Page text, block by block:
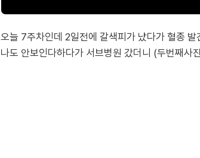
오늘 7주차인데 2일전에 갈색피가 났다가 혈종
나도 안보인다하다가 서브병원 갔더니 (두번째사